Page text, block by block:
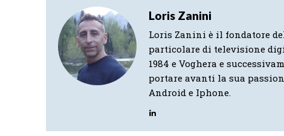
Loris Zanini
Loris Zanini è il fondatore
particolare di televisione
1984 e Voghera e
portare avanti la sua
Android e Iphone.